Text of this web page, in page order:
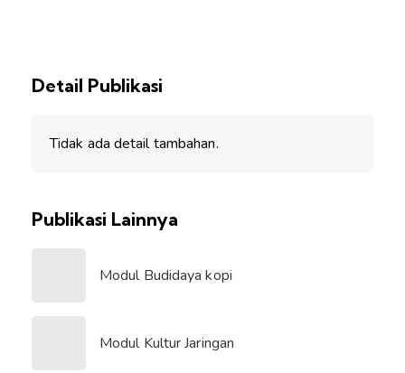
Detail Publikasi
Tidak ada detail tambahan.
Publikasi Lainnya
Modul Budidaya kopi
Modul Kultur Jaringan